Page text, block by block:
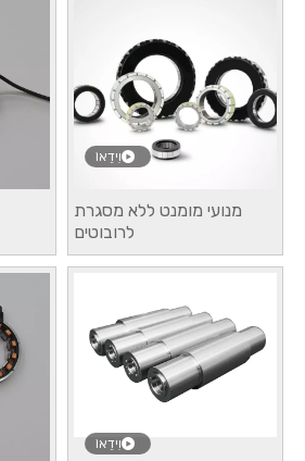
וִידֵאוֹ
מנועי מומנט ללא מסגרת
לרובוטים
וִידֵאוֹ